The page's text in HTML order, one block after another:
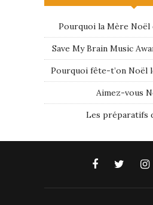
Pourquoi la Mère Noël
Save My Brain Music
Pourquoi fête-t’on Noël
Aimez-vous
Les préparatifs